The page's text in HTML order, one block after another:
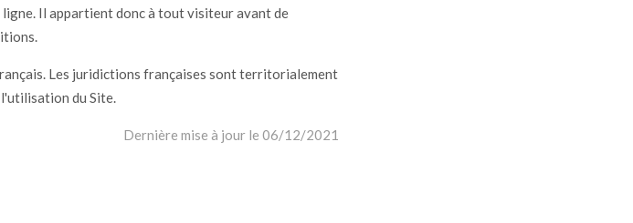
Il appartient donc à tout visiteur avant de
Les juridictions françaises sont territorialement
du Site.
Dernière mise à jour le 06/12/2021